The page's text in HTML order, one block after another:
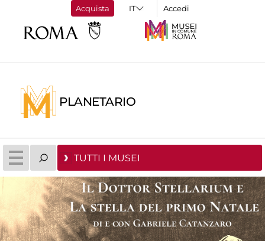
Acquista Accedi
PLANETARIO
TUTTI I MUSEI